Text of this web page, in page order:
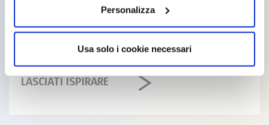
Personalizza
Usa solo i cookie necessari
camino, il profumo di pino, il calore delle coperte e la
neve che cade lentamente fuori dalla finestra creano
LASCIATI ISPIRARE